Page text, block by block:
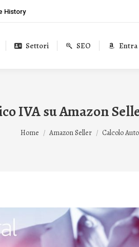
History
Settori SEO Entra
IVA su Amazon
Tu sei qui:
Home Amazon Seller Calcolo